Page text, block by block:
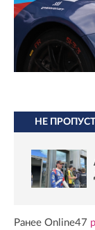
НЕ
Ранее Online47